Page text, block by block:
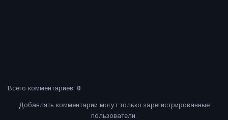
Всего комментариев: 0
Добавлять комментарии могут только зарегистрированные
пользователи.